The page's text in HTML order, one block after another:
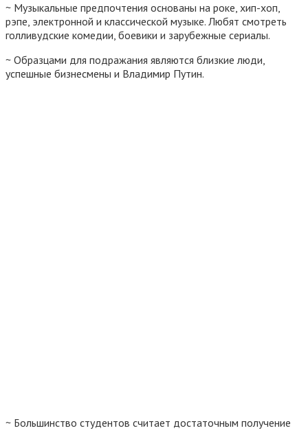
~ Музыкальные предпочтения основаны на роке, хип-хоп,
рэпе, электронной и классической музыке. Любят смотреть
голливудские комедии, боевики и зарубежные сериалы.
~ Образцами для подражания являются близкие люди,
успешные бизнесмены и Владимир Путин.
~ Большинство студентов считает достаточным получение